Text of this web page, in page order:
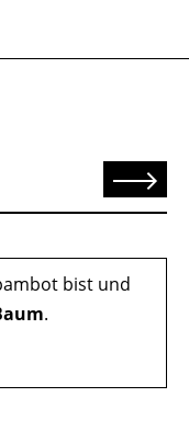
Senden
bist und
.